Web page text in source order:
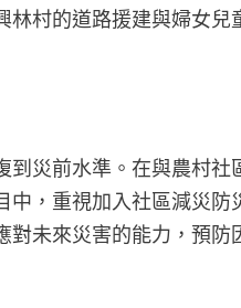
村的道路援建與婦女兒
災前水準。在與農村
，重視加入社區減災防
未來災害的能力，預防